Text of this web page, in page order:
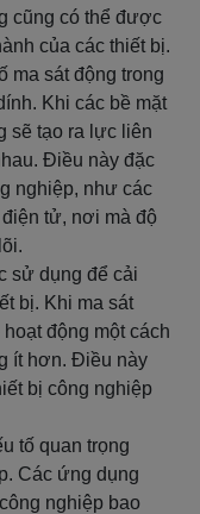
cũng có thể được
của các thiết bị.
ma sát động trong
Khi các bề mặt
sẽ tạo ra lực liên
Điều này đặc
nghiệp, như các
tử, nơi mà độ
sử dụng để cải
bị. Khi ma sát
động một cách
ít hơn. Điều này
bị công nghiệp
tố quan trọng
Các ứng dụng
nghiệp bao